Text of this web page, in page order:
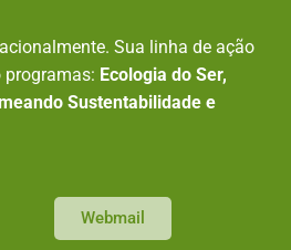
Sua linha de ação
Ecologia do Ser,
Sustentabilidade e
Webmail